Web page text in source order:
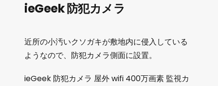
ieGeek 防犯カメラ
近所の小汚いクソガキが敷地内に侵入している
ようなので、防犯カメラ側面に設置。
ieGeek 防犯カメラ 屋外 wifi 400万画素 監視カ